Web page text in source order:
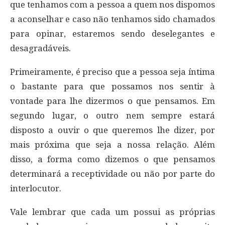
que tenhamos com a pessoa a quem nos dispomos
a aconselhar e caso não tenhamos sido chamados
para opinar, estaremos sendo deselegantes e
desagradáveis.
Primeiramente, é preciso que a pessoa seja íntima
o bastante para que possamos nos sentir à
vontade para lhe dizermos o que pensamos. Em
segundo lugar, o outro nem sempre estará
disposto a ouvir o que queremos lhe dizer, por
mais próxima que seja a nossa relação. Além
disso, a forma como dizemos o que pensamos
determinará a receptividade ou não por parte do
interlocutor.
Vale lembrar que cada um possui as próprias